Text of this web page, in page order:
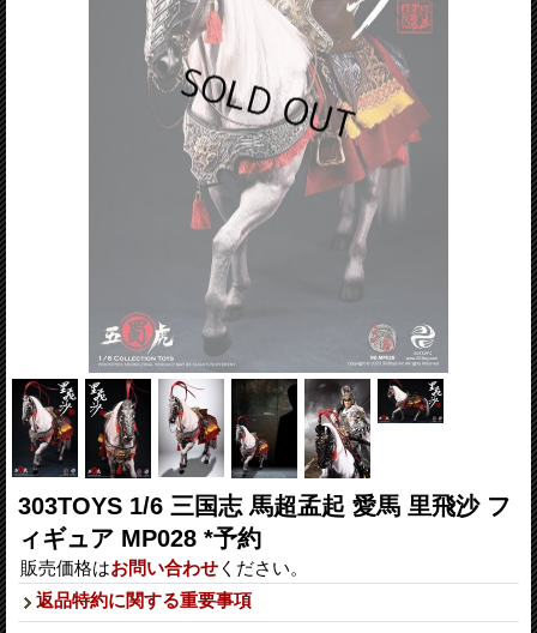
303TOYS 1/6 三国志 馬超孟起 愛馬 里飛沙 フ
ィギュア MP028 *予約
販売価格はお問い合わせ ください。
返品特約に関する重要事項